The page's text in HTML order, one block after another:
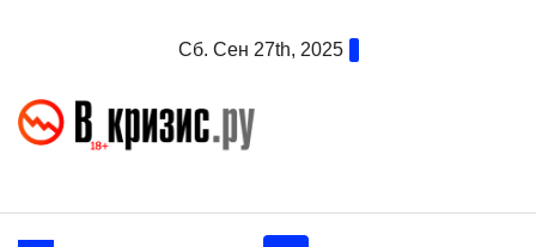
Сб. Сен 27th, 2025